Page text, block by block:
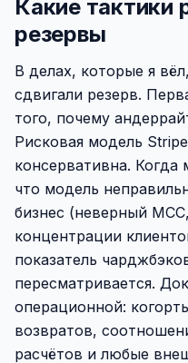
Какие тактики
резервы
В делах, которые я
сдвигали резерв.
того, почему
Рисковая модель
консервативна. Когда
что модель
бизнес (неверный
концентрации
показатель
пересматривается.
операционной:
возвратов,
расчётов и любые